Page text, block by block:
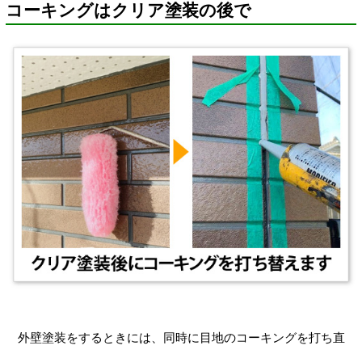
コーキングはクリア塗装の後で
外壁塗装をするときには、同時に目地のコーキングを打ち直